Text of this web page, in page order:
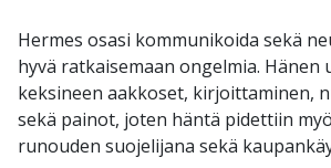
Hermes osasi kommunikoida sekä
hyvä ratkaisemaan ongelmia. Hänen
keksineen aakkoset, kirjoittaminen,
sekä painot, joten häntä pidettiin
runouden suojelijana sekä